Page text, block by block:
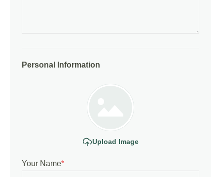
Personal Information
Upload Image
Your Name*